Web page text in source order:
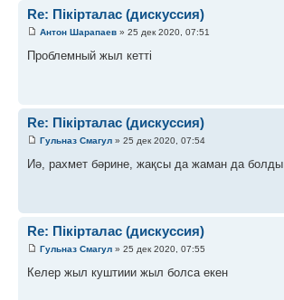
Re: Пікірталас (дискуссия)
Антон Шарапаев » 25 дек 2020, 07:51
Проблемный жыл кетті
Re: Пікірталас (дискуссия)
Гульназ Смагул » 25 дек 2020, 07:54
Иә, рахмет бәрине, жақсы да жаман да болды
Re: Пікірталас (дискуссия)
Гульназ Смагул » 25 дек 2020, 07:55
Келер жыл куштиии жыл болса екен